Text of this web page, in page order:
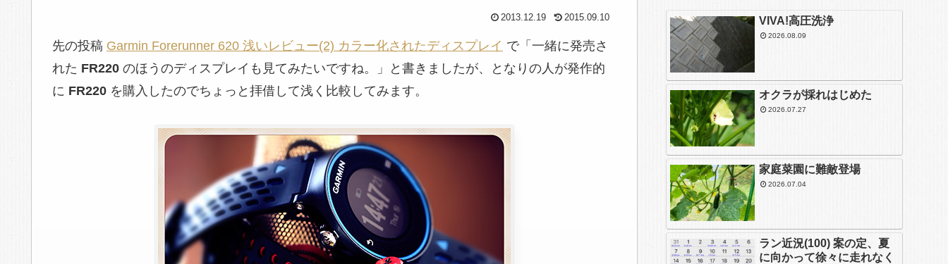
2013.12.19 2015.09.10
先の投稿 Garmin Forerunner 620 浅いレビュー(2) カラー化されたディスプレイ で「一緒に発売さ
れた FR220 のほうのディスプレイも見てみたいですね。」と書きましたが、となりの人が発作的
に FR220 を購入したのでちょっと拝借して浅く比較してみます。
VIVA!高圧洗浄
2026.08.09
オクラが採れはじめた
2026.07.27
家庭菜園に難敵登場
2026.07.04
ラン近況(100) 案の定、夏
に向かって徐々に走れなく